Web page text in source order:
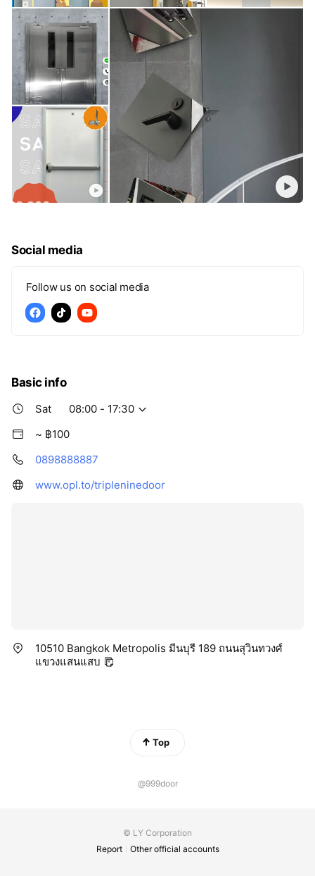
Social media
Follow us on social media
Basic info
Sat
08:00 - 17:30
~ ฿100
0898888887
www.opl.to/tripleninedoor
10510 Bangkok Metropolis มีนบุรี 189 ถนนสุวินทวงศ์
แขวงแสนแสบ
Top
@999door
© LY Corporation
Report
Other official accounts